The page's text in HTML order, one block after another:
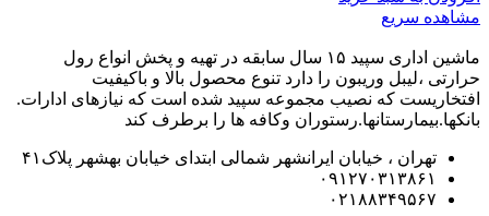
مشاهده سریع
ماشین اداری سپید ۱۵ سال سابقه در تهیه و پخش انواع رول
حرارتی ،لیبل وریبون را دارد تنوع محصول بالا و باکیفیت
افتخاریست که نصیب مجموعه سپید شده است که نیازهای ادارات.
بانکها.بیمارستانها.رستوران و‌کافه ها را برطرف کند
تهران ، خیابان ایرانشهر شمالی ابتدای خیابان بهشهر پلاک۴۱
۰۹۱۲۷۰۳۱۳۸۶۱
۰۲۱۸۸۳۴۹۵۶۷